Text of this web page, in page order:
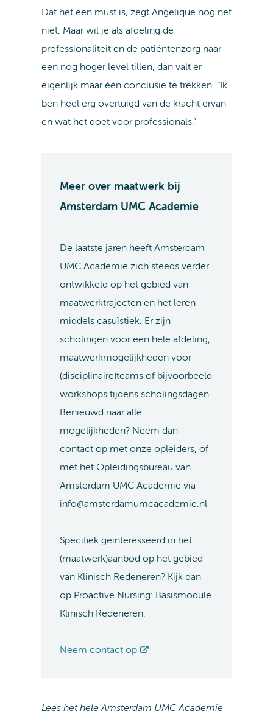
Dat het een must is, zegt Angelique nog net
niet. Maar wil je als afdeling de
professionaliteit en de patiëntenzorg naar
een nog hoger level tillen, dan valt er
eigenlijk maar één conclusie te trekken. “Ik
ben heel erg overtuigd van de kracht ervan
en wat het doet voor professionals.”
Meer over maatwerk bij
Amsterdam UMC Academie
De laatste jaren heeft Amsterdam
UMC Academie zich steeds verder
ontwikkeld op het gebied van
maatwerktrajecten en het leren
middels casuïstiek. Er zijn
scholingen voor een hele afdeling,
maatwerkmogelijkheden voor
(disciplinaire)teams of bijvoorbeeld
workshops tijdens scholingsdagen.
Benieuwd naar alle
mogelijkheden? Neem dan
contact op met onze opleiders, of
met het Opleidingsbureau van
Amsterdam UMC Academie via
info@amsterdamumcacademie.nl
Specifiek geïnteresseerd in het
(maatwerk)aanbod op het gebied
van Klinisch Redeneren? Kijk dan
op Proactive Nursing: Basismodule
Klinisch Redeneren.
Neem contact op
Lees het hele Amsterdam UMC Academie